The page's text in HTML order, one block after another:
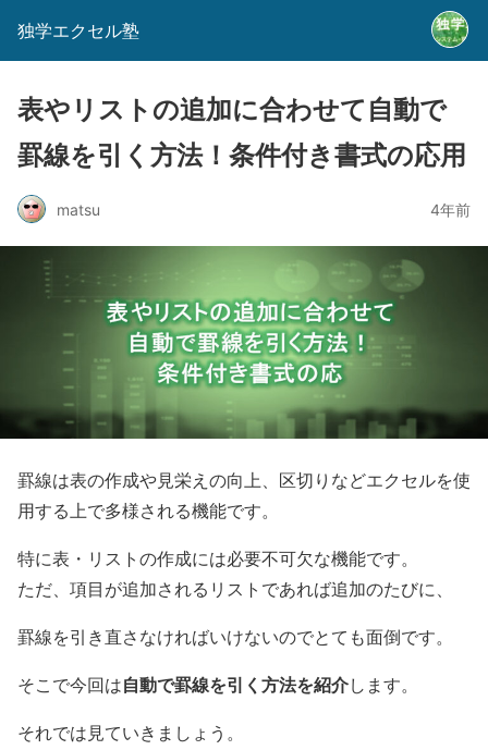
独学エクセル塾
表やリストの追加に合わせて自動で
罫線を引く方法！条件付き書式の応用
matsu 4年前
罫線は表の作成や見栄えの向上、区切りなどエクセルを使
用する上で多様される機能です。
特に表・リストの作成には必要不可欠な機能です。
ただ、項目が追加されるリストであれば追加のたびに、
罫線を引き直さなければいけないのでとても面倒です。
そこで今回は自動で罫線を引く 方法を紹介します。
それでは見ていきましょう。